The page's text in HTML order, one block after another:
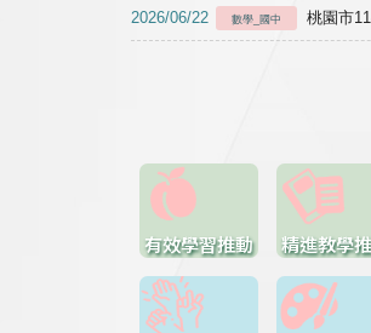
2026/06/22 數學_國中 桃園市
有效學習推動 精進教學